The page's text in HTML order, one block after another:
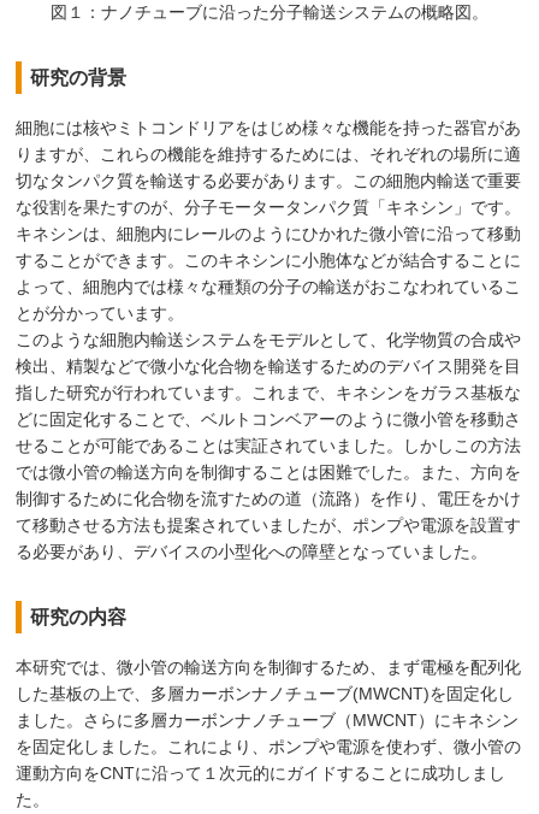
図１：ナノチューブに沿った分子輸送システムの概略図。
研究の背景
細胞には核やミトコンドリアをはじめ様々な機能を持った器官があ
りますが、これらの機能を維持するためには、それぞれの場所に適
切なタンパク質を輸送する必要があります。この細胞内輸送で重要
な役割を果たすのが、分子モータータンパク質「キネシン」です。
キネシンは、細胞内にレールのようにひかれた微小管に沿って移動
することができます。このキネシンに小胞体などが結合することに
よって、細胞内では様々な種類の分子の輸送がおこなわれているこ
とが分かっています。
このような細胞内輸送システムをモデルとして、化学物質の合成や
検出、精製などで微小な化合物を輸送するためのデバイス開発を目
指した研究が行われています。これまで、キネシンをガラス基板な
どに固定化することで、ベルトコンベアーのように微小管を移動さ
せることが可能であることは実証されていました。しかしこの方法
では微小管の輸送方向を制御することは困難でした。また、方向を
制御するために化合物を流すための道（流路）を作り、電圧をかけ
て移動させる方法も提案されていましたが、ポンプや電源を設置す
る必要があり、デバイスの小型化への障壁となっていました。
研究の内容
本研究では、微小管の輸送方向を制御するため、まず電極を配列化
した基板の上で、多層カーボンナノチューブ(MWCNT)を固定化し
ました。さらに多層カーボンナノチューブ（MWCNT）にキネシン
を固定化しました。これにより、ポンプや電源を使わず、微小管の
運動方向をCNTに沿って１次元的にガイドすることに成功しまし
た。